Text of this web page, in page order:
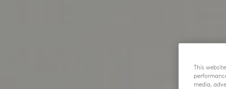
This
media,